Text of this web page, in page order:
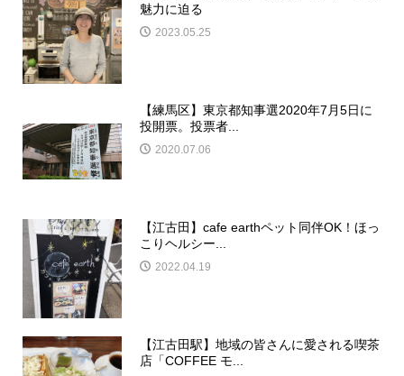
魅力に迫る
2023.05.25
【練馬区】東京都知事選2020年7月5日に
投開票。投票者...
2020.07.06
【江古田】cafe earthペット同伴OK！ほっ
こりヘルシー...
2022.04.19
【江古田駅】地域の皆さんに愛される喫茶
店「COFFEE モ...